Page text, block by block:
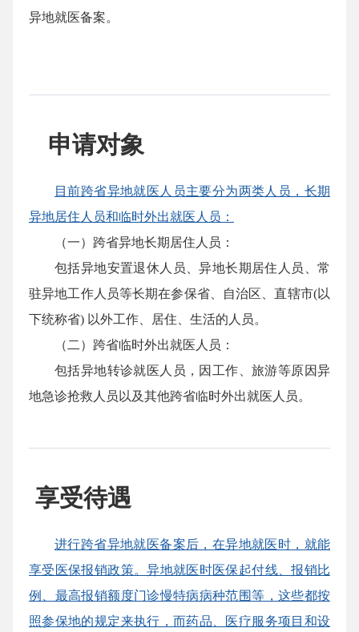
异地就医备案。
申请对象
目前跨省异地就医人员主要分为两类人员，长期
异地居住人员和临时外出就医人员：
（一）跨省异地长期居住人员：
包括异地安置退休人员、异地长期居住人员、常
驻异地工作人员等长期在参保省、自治区、直辖市(以
下统称省) 以外工作、居住、生活的人员。
（二）跨省临时外出就医人员：
包括异地转诊就医人员，因工作、旅游等原因异
地急诊抢救人员以及其他跨省临时外出就医人员。
享受待遇
进行跨省异地就医备案后，在异地就医时，就能
享受医保报销政策。异地就医时医保起付线、报销比
例、最高报销额度门诊慢特病病种范围等，这些都按
照参保地的规定来执行，而药品、医疗服务项目和设